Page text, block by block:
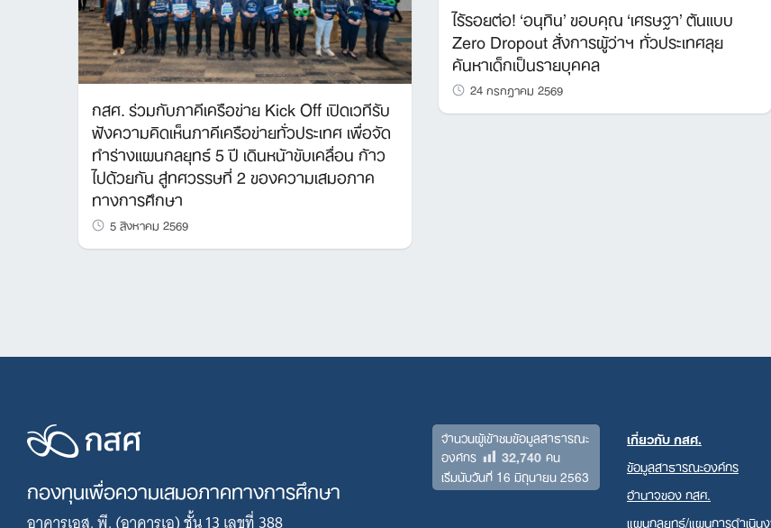
กสศ. ร่วมกับภาคีเครือข่าย Kick Off เปิดเวทีรับ
ฟังความคิดเห็นภาคีเครือข่ายทั่วประเทศ เพื่อจัด
ทำร่างแผนกลยุทธ์ 5 ปี เดินหน้าขับเคลื่อน ก้าว
ไปด้วยกัน สู่ทศวรรษที่ 2 ของความเสมอภาค
ทางการศึกษา
5 สิงหาคม 2569
ไร้รอยต่อ! ‘อนุทิน’ ขอบคุณ ‘เศรษฐา’ ต้นแบบ
Zero Dropout สั่งการผู้ว่าฯ ทั่วประเทศลุย
ค้นหาเด็กเป็นรายบุคคล
24 กรกฎาคม 2569
กองทุนเพื่อความเสมอภาคทางการศึกษา
อาคารเอส. พี. (อาคารเอ) ชั้น 13 เลขที่ 388
จำนวนผู้เข้าชมข้อมูลสาธารณะ
องค์กร 32,740คน
เริ่มนับวันที่ 16 มิถุนายน 2563
เกี่ยวกับ กสศ.
ข้อมูลสาธารณะองค์กร
อำนาจของ กสศ.
แผนกลยุทธ์/แผนการดำเนิน